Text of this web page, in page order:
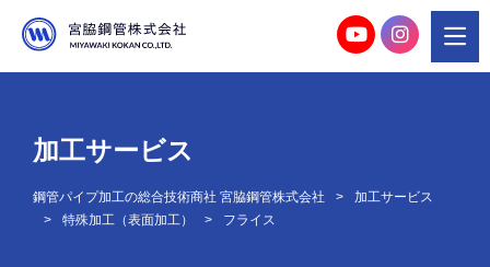
加工サービス
鋼管パイプ加工の総合技術商社 宮脇鋼管株式会社
加工サービス
特殊加工（表面加工）
フライス